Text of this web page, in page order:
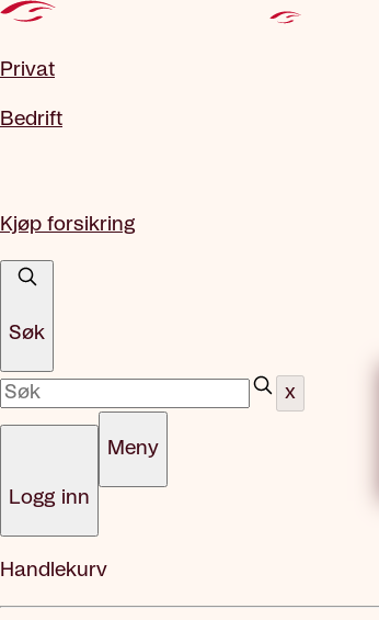
Privat
Bedrift
Kjøp forsikring
Søk
x
Logg inn
Meny
Handlekurv